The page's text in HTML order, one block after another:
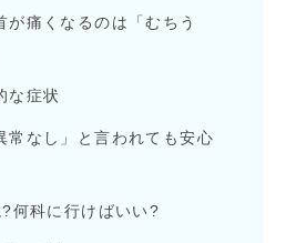
が痛くなるのは「むちう
な症状
常なし」と言われても安心
何科に行けばいい?